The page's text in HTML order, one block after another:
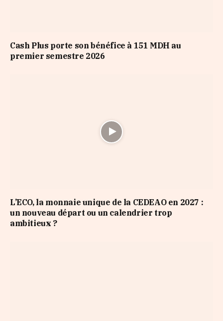
Cash Plus porte son bénéfice à 151 MDH au
premier semestre 2026
L’ECO, la monnaie unique de la CEDEAO en 2027 :
un nouveau départ ou un calendrier trop
ambitieux ?